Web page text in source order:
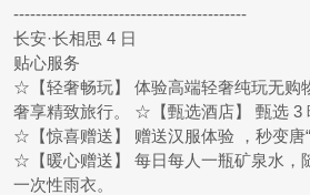
------------------------------------------
长安·长相思 4 日
贴心服务
☆【轻奢畅玩】 体验高端轻奢纯玩无购
奢享精致旅行。 ☆【甄选酒店】 甄选 3
☆【惊喜赠送】 赠送汉服体验 ，秒变唐“
☆【暖心赠送】 每日每人一瓶矿泉水，
一次性雨衣。